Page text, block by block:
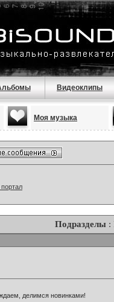
Видеоклипы
Моя музыка
Подразделы :
делимся новинками!